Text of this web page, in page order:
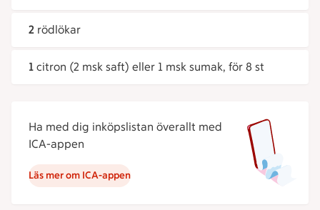
2 rödlökar
1 citron (2 msk saft) eller 1 msk sumak, för 8 st
Ha med dig inköpslistan överallt med
ICA-appen
Läs mer om ICA-appen